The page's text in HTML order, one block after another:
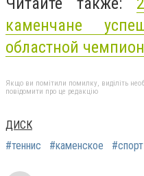
каменчане
областной
Якщо ви помітили помилку, виділіть
повідомити про це редакцію
ДИСК
#теннис
#каменское #спорт